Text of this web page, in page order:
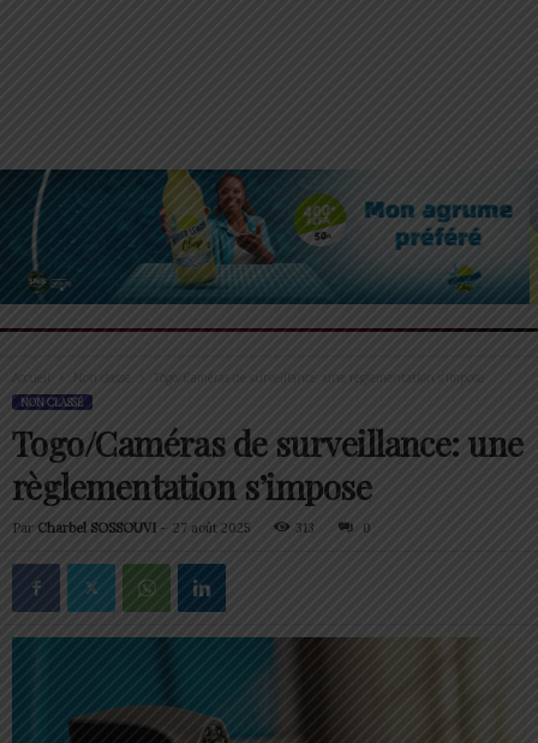
Accueil Togo/Caméras de surveillance: une règlementation s’impose
NON CLASSÉ
Togo/Caméras de surveillance: une
règlementation s’impose
Par Charbel SOSSOUVI - 27 août 2025 313 0